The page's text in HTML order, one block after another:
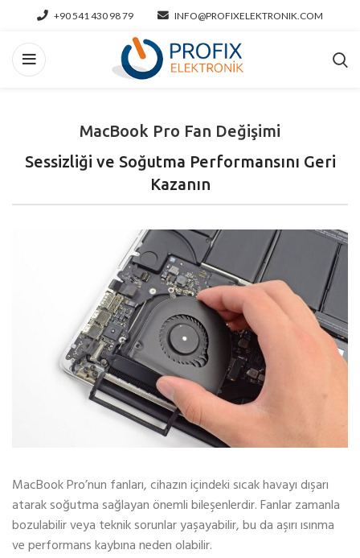
+90 541 430 98 79 INFO@PROFIXELEKTRONIK.COM
MacBook Pro Fan Değişimi
Sessizliği ve Soğutma Performansını Geri
Kazanın
MacBook Pro’nun fanları, cihazın içindeki sıcak havayı dışarı
atarak soğutma sağlayan önemli bileşenlerdir. Fanlar zamanla
bozulabilir veya teknik sorunlar yaşayabilir, bu da aşırı ısınma
ve performans kaybına neden olabilir.